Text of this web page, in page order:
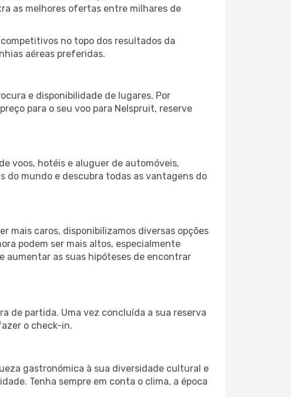
as melhores ofertas entre milhares de
no topo dos resultados da
aéreas preferidas.
e disponibilidade de lugares. Por
para o seu voo para Nelspruit, reserve
voos, hotéis e aluguer de automóveis,
do mundo e descubra todas as vantagens do
mais caros, disponibilizamos diversas opções
podem ser mais altos, especialmente
aumentar as suas hipóteses de encontrar
de partida. Uma vez concluída a sua reserva
o check-in.
gastronómica à sua diversidade cultural e
Tenha sempre em conta o clima, a época